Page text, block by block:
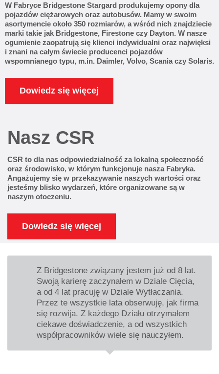
W Fabryce Bridgestone Stargard produkujemy opony dla
pojazdów ciężarowych oraz autobusów. Mamy w swoim
asortymencie około 350 rozmiarów, a wśród nich znajdziecie
marki takie jak Bridgestone, Firestone czy Dayton. W nasze
ogumienie zaopatrują się klienci indywidualni oraz najwięksi
i znani na całym świecie producenci pojazdów
wspomnianego typu, m.in. Daimler, Volvo, Scania czy Solaris.
Dowiedz się więcej
Nasz CSR
CSR to dla nas odpowiedzialność za lokalną społeczność
oraz środowisko, w którym funkcjonuje nasza Fabryka.
Angażujemy się w przekazywanie naszych wartości oraz
jesteśmy blisko wydarzeń, które organizowane są w
naszym otoczeniu.
Dowiedz się więcej
Z Bridgestone związany jestem już od 8 lat.
Swoją karierę zaczynałem w Dziale Cięcia,
a od 4 lat pracuję w Dziale Wytłaczania.
Przez te wszystkie lata obserwuję, jak firma
się rozwija. Z każdego Działu otrzymałem
ciekawe doświadczenie, a od wszystkich
współpracowników wiele się nauczyłem.